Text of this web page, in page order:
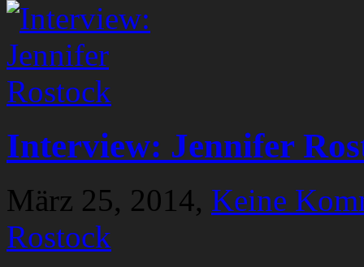
Interview: Jennifer
März 25, 2014, Keine
Rostock